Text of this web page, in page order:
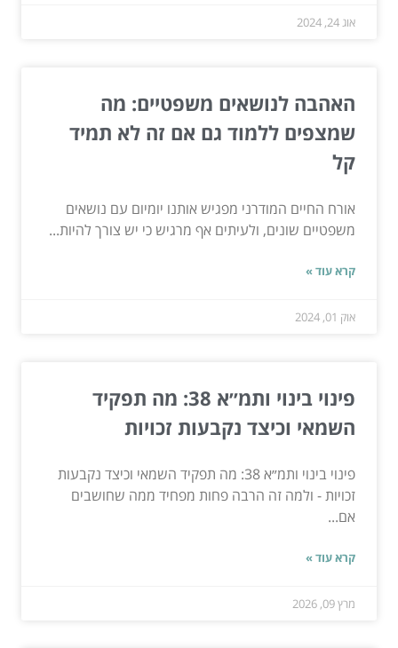
אוג 24, 2024
האהבה לנושאים משפטיים: מה
שמצפים ללמוד גם אם זה לא תמיד
קל
אורח החיים המודרני מפגיש אותנו יומיום עם נושאים
משפטיים שונים, ולעיתים אף מרגיש כי יש צורך להיות...
קרא עוד »
אוק 01, 2024
פינוי בינוי ותמ״א 38: מה תפקיד
השמאי וכיצד נקבעות זכויות
פינוי בינוי ותמ״א 38: מה תפקיד השמאי וכיצד נקבעות
זכויות - ולמה זה הרבה פחות מפחיד ממה שחושבים
אם...
קרא עוד »
מרץ 09, 2026